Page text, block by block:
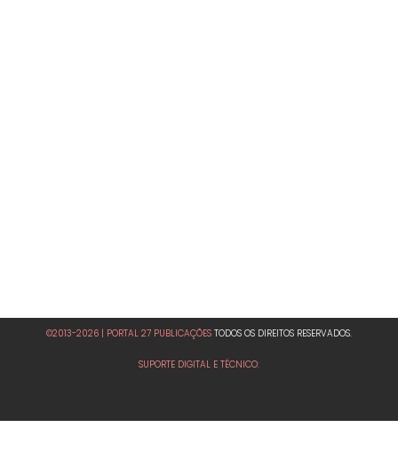
©2013-2026 | PORTAL 27 PUBLICAÇÕES TODOS OS DIREITOS RESERVADOS.
SUPORTE DIGITAL E TÉCNICO: